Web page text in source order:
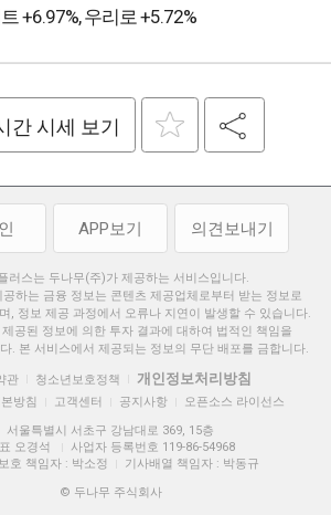
+6.97%, 우리로 +5.72%
간 시세 보기
APP보기 의견보내기
러스는 두나무(주)가 제공하는 서비스입니다.
하는 금융 정보는 콘텐츠 제공업체로부터 받는 정보로
, 정보 제공 과정에서 오류나 지연이 발생할 수 있습니다.
공된 정보에 의한 투자 결과에 대하여 법적인 책임을
. 본 서비스에서 제공되는 정보의 무단 배포를 금합니다.
관 청소년보호정책 개인정보처리방침
방침 고객센터 공지사항
오픈소스 라이선스
서울특별시 서초구 강남대로 369, 15층
오경석
사업자 등록번호 119-86-54968
호 책임자 : 박소정
기사배열 책임자 : 박동규
© 두나무 주식회사